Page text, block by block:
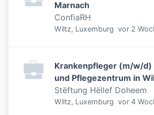
Marnach
ConfiaRH
Wiltz, Luxemburg vor 2
Krankenpfleger (m/w/
und Pflegezentrum in
Stëftung Hëllef Doheem
Wiltz, Luxemburg vor 4